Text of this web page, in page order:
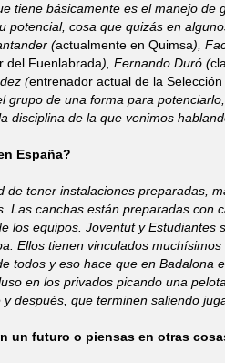
tiene básicamente es el manejo de
potencial, cosa que quizás en
(actualmente en Quimsa),
del Fuenlabrada), Fernando Duró (
(entrenador actual de la
grupo de una forma para
disciplina de la que venimos
España?
de tener instalaciones preparadas,
Las canchas están preparadas con
los equipos. Joventut y Estudiantes
Ellos tienen vinculados
todos y eso hace que en Badalona
en los privados picando una
después, que terminen saliendo
un futuro o piensas en otras